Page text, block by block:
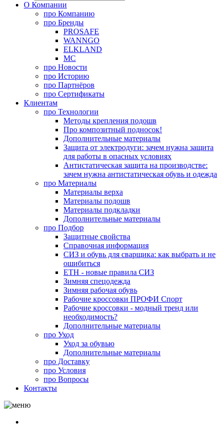
О Компании
про Компанию
про Бренды
PROSAFE
WANNGO
ELKLAND
MC
про Новости
про Историю
про Партнёров
про Сертификаты
Клиентам
про Технологии
Методы крепления подошв
Про композитный подносок!
Дополнительные материалы
Защита от электродуги: зачем нужна защита
для работы в опасных условиях
Антистатическая защита на производстве:
зачем нужна антистатическая обувь и одежда
про Материалы
Материалы верха
Материалы подошв
Материалы подкладки
Дополнительные материалы
про Подбор
Защитные свойства
Справочная информация
СИЗ и обувь для сварщика: как выбрать и не
ошибиться
ЕТН - новые правила СИЗ
Зимняя спецодежда
Зимняя рабочая обувь
Рабочие кроссовки ПРОФИ Спорт
Рабочие кроссовки - модный тренд или
необходимость?
Дополнительные материалы
про Уход
Уход за обувью
Дополнительные материалы
про Доставку
про Условия
про Вопросы
Контакты